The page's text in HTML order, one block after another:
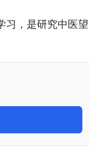
习，是研究中医望